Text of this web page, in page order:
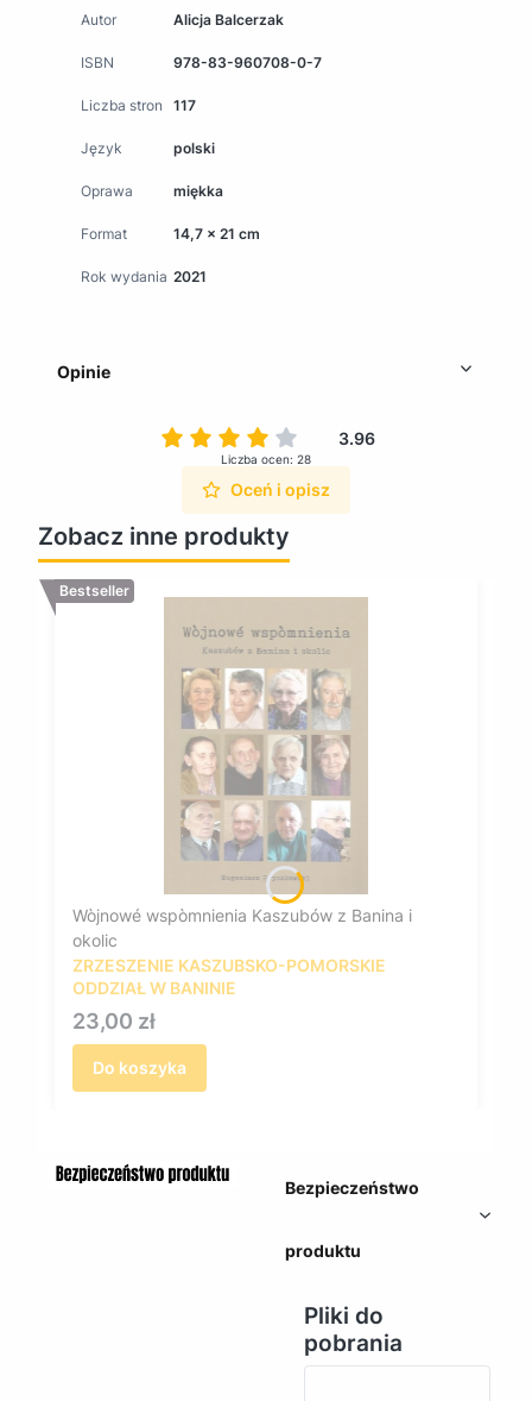
Autor Alicja Balcerzak
ISBN 978-83-960708-0-7
Liczba stron 117
Język polski
Oprawa miękka
Format 14,7 x 21 cm
Rok wydania 2021
Opinie
3.96
Liczba ocen: 28
Oceń i opisz
Zobacz inne produkty
Bestseller
Wòjnowé wspòmnienia Kaszubów z Banina i
okolic
ZRZESZENIE KASZUBSKO-POMORSKIE
ODDZIAŁ W BANINIE
Cena
23,00 zł
Do koszyka
Bezpieczeństwo
produktu
Pliki do
pobrania